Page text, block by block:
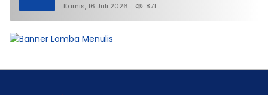
Lunak Ditjen Imigrasi Kepri?
Kamis, 16 Juli 2026 871